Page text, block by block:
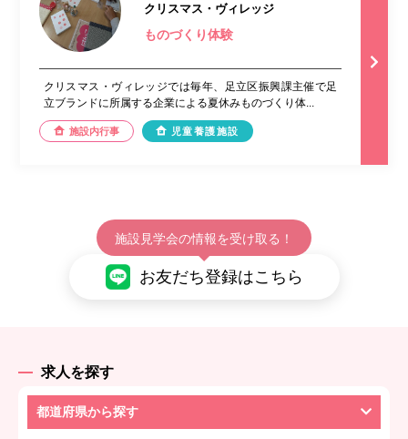
クリスマス・ヴィレッジ
ものづくり体験
クリスマス・ヴィレッジでは毎年、足立区振興課主催で足
立ブランドに所属する企業による夏休みものづくり体...
施設内行事 児童養護施設
施設見学会の情報を受け取る！
お友だち登録はこちら
求人を探す
都道府県から探す